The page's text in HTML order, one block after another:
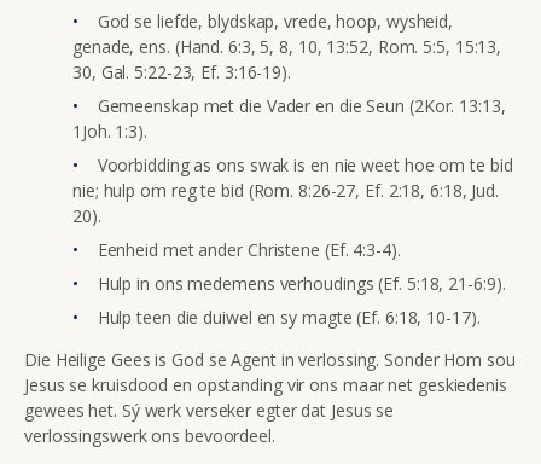
God se liefde, blydskap, vrede, hoop, wysheid,
genade, ens. (Hand. 6:3, 5, 8, 10, 13:52, Rom. 5:5, 15:13,
30, Gal. 5:22-23, Ef. 3:16-19).
Gemeenskap met die Vader en die Seun (2Kor. 13:13,
1Joh. 1:3).
Voorbidding as ons swak is en nie weet hoe om te bid
nie; hulp om reg te bid (Rom. 8:26-27, Ef. 2:18, 6:18, Jud.
20).
Eenheid met ander Christene (Ef. 4:3-4).
Hulp in ons medemens verhoudings (Ef. 5:18, 21-6:9).
Hulp teen die duiwel en sy magte (Ef. 6:18, 10-17).
Die Heilige Gees is God se Agent in verlossing. Sonder Hom sou
Jesus se kruisdood en opstanding vir ons maar net geskiedenis
gewees het. Sý werk verseker egter dat Jesus se
verlossingswerk ons bevoordeel.